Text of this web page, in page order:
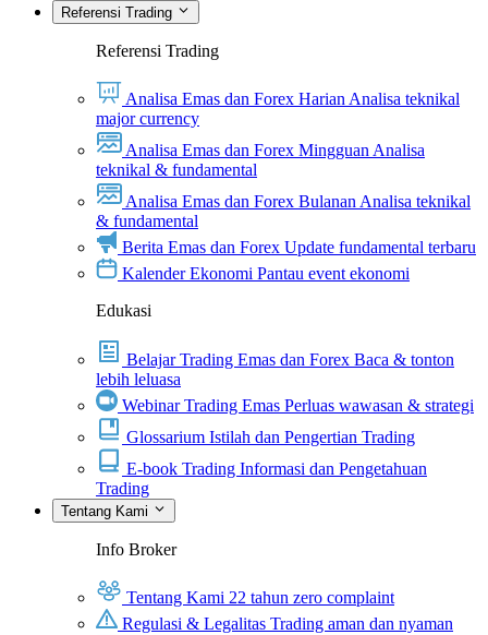
Referensi Trading
Referensi Trading
Analisa Emas dan Forex Harian Analisa teknikal
major currency
Analisa Emas dan Forex Mingguan Analisa
teknikal & fundamental
Analisa Emas dan Forex Bulanan Analisa teknikal
& fundamental
Berita Emas dan Forex Update fundamental terbaru
Kalender Ekonomi Pantau event ekonomi
Edukasi
Belajar Trading Emas dan Forex Baca & tonton
lebih leluasa
Webinar Trading Emas Perluas wawasan & strategi
Glossarium Istilah dan Pengertian Trading
E-book Trading Informasi dan Pengetahuan
Trading
Tentang Kami
Info Broker
Tentang Kami 22 tahun zero complaint
Regulasi & Legalitas Trading aman dan nyaman